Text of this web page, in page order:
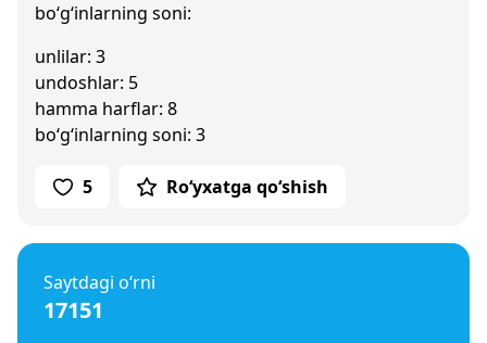
bo‘g‘inlarning soni:
unlilar: 3
undoshlar: 5
hamma harflar: 8
bo‘g‘inlarning soni: 3
5 Ro‘yxatga qo‘shish
Saytdagi o‘rni
17151